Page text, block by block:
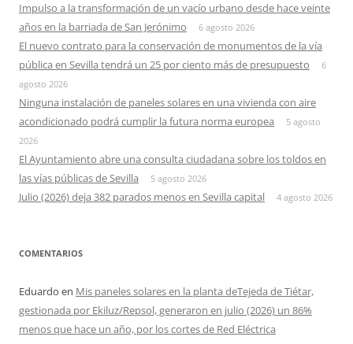
Impulso a la transformación de un vacío urbano desde hace veinte
años en la barriada de San Jerónimo
6 agosto 2026
El nuevo contrato para la conservación de monumentos de la vía
pública en Sevilla tendrá un 25 por ciento más de presupuesto
6
agosto 2026
Ninguna instalación de paneles solares en una vivienda con aire
acondicionado podrá cumplir la futura norma europea
5 agosto
2026
El Ayuntamiento abre una consulta ciudadana sobre los toldos en
las vías públicas de Sevilla
5 agosto 2026
Julio (2026) deja 382 parados menos en Sevilla capital 4 agosto 2026
COMENTARIOS
Eduardo en Mis paneles solares en la planta deTejeda de Tiétar,
gestionada por Ekiluz/Repsol, generaron en julio (2026) un 86%
menos que hace un año, por los cortes de Red Eléctrica